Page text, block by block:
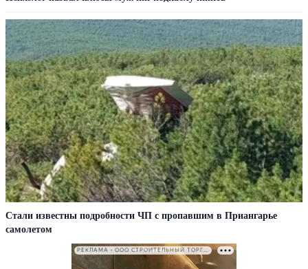
Стали известны подробности ЧП с пропавшим в Приангарье
самолетом
РЕКЛАМА • ООО СТРОИТЕЛЬНЫЙ ТОРГОВЫЙ ДОМ «ПЕТРОВИЧ». ИНН: 7802348846